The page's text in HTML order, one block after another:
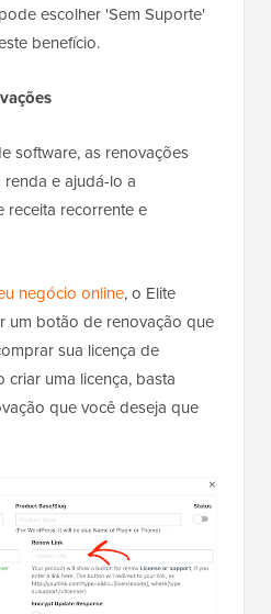
escolher 'Sem Suporte'
benefício.
software, as renovações
e ajudá-lo a
receita recorrente e
negócio online, o Elite
um botão de renovação que
sua licença de
uma licença, basta
que você deseja que